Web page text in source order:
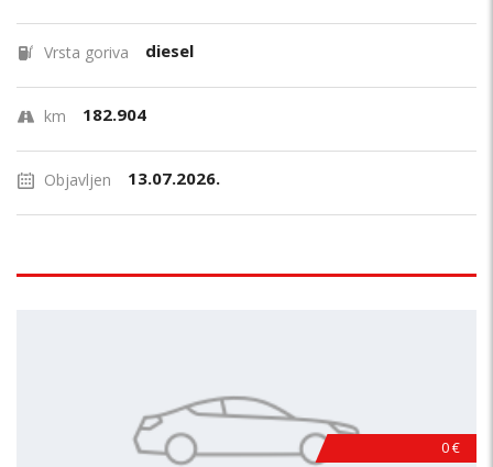
Vrsta goriva diesel
km 182.904
Objavljen 13.07.2026.
0 €